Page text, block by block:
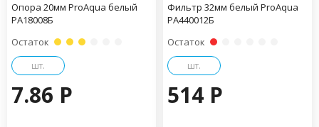
Опора 20мм ProAqua белый
PA18008Б
Остаток
шт.
7.86 P
Фильтр 32мм белый ProAqua
PA440012Б
Остаток
шт.
514 P